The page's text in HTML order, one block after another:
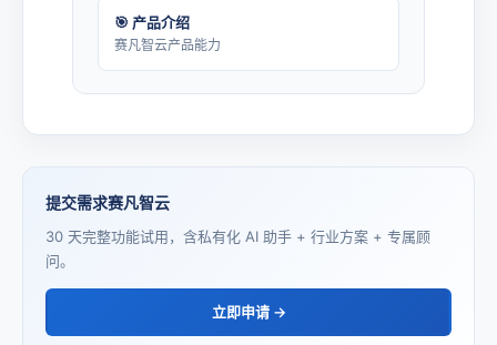
🎯 产品介绍
赛凡智云产品能力
提交需求赛凡智云
30 天完整功能试用，含私有化 AI 助手 + 行业方案 + 专属顾
问。
立即申请 →